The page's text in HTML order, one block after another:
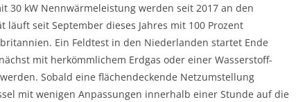
30 kW Nennwärmeleistung werden seit 2017 an den
seit September dieses Jahres mit 100 Prozent
Ein Feldtest in den Niederlanden startet Ende
mit herkömmlichem Erdgas oder einer Wasserstoff-
Sobald eine flächendeckende Netzumstellung
mit wenigen Anpassungen innerhalb einer Stunde auf die